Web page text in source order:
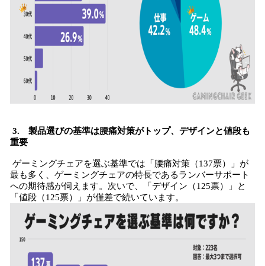
3. 製品選びの基準は腰痛対策がトップ、デザインと値段も
重要
ゲーミングチェアを選ぶ基準では「腰痛対策（137票）」が
最も多く、ゲーミングチェアの特長であるランバーサポート
への期待感が伺えます。次いで、「デザイン（125票）」と
「値段（125票）」が僅差で続いています。